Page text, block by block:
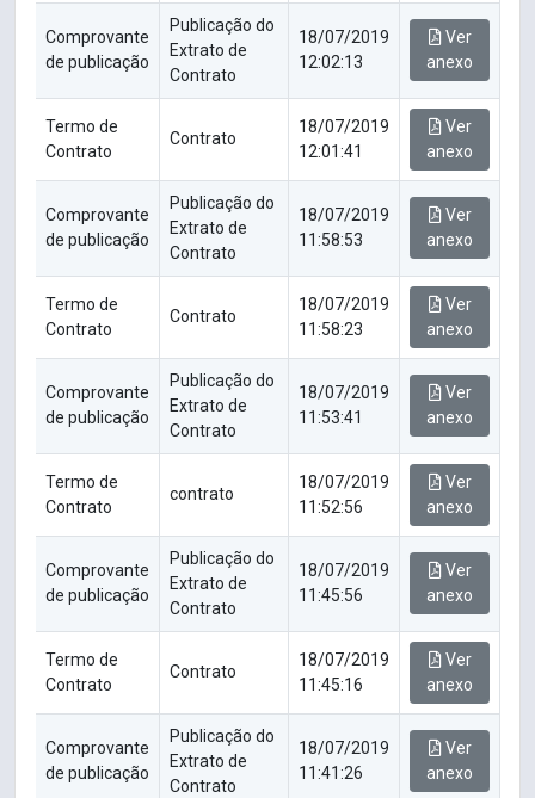
Comprovante
de publicação
Publicação do
Extrato de
Contrato
18/07/2019
12:02:13
Ver
anexo
Termo de
Contrato
Contrato
18/07/2019
12:01:41
Ver
anexo
Comprovante
de publicação
Publicação do
Extrato de
Contrato
18/07/2019
11:58:53
Ver
anexo
Termo de
Contrato
Contrato
18/07/2019
11:58:23
Ver
anexo
Comprovante
de publicação
Publicação do
Extrato de
Contrato
18/07/2019
11:53:41
Ver
anexo
Termo de
Contrato
contrato
18/07/2019
11:52:56
Ver
anexo
Comprovante
de publicação
Publicação do
Extrato de
Contrato
18/07/2019
11:45:56
Ver
anexo
Termo de
Contrato
Contrato
18/07/2019
11:45:16
Ver
anexo
Comprovante
de publicação
Publicação do
Extrato de
Contrato
18/07/2019
11:41:26
Ver
anexo